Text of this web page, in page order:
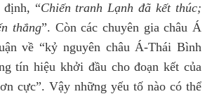
“Chiến tranh Lạnh đã kết thúc;
thắng”. Còn các chuyên gia châu Á
về “kỷ nguyên châu Á-Thái Bình
tín hiệu khởi đầu cho đoạn kết của
cực”. Vậy những yếu tố nào có thể